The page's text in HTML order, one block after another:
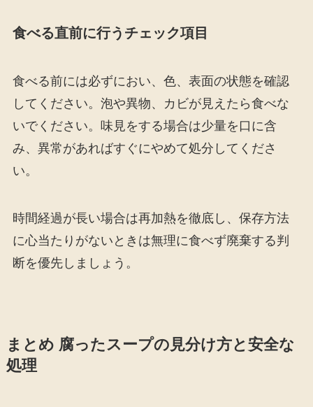
食べる直前に行うチェック項目
食べる前には必ずにおい、色、表面の状態を確認
してください。泡や異物、カビが見えたら食べな
いでください。味見をする場合は少量を口に含
み、異常があればすぐにやめて処分してくださ
い。
時間経過が長い場合は再加熱を徹底し、保存方法
に心当たりがないときは無理に食べず廃棄する判
断を優先しましょう。
まとめ 腐ったスープの見分け方と安全な
処理